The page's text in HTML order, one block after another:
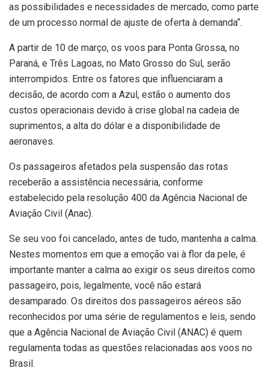
as possibilidades e necessidades de mercado, como parte
de um processo normal de ajuste de oferta à demanda“.
A partir de 10 de março, os voos para Ponta Grossa, no
Paraná, e Três Lagoas, no Mato Grosso do Sul, serão
interrompidos. Entre os fatores que influenciaram a
decisão, de acordo com a Azul, estão o aumento dos
custos operacionais devido à crise global na cadeia de
suprimentos, a alta do dólar e a disponibilidade de
aeronaves.
Os passageiros afetados pela suspensão das rotas
receberão a assistência necessária, conforme
estabelecido pela resolução 400 da Agência Nacional de
Aviação Civil (Anac).
Se seu voo foi cancelado, antes de tudo, mantenha a calma.
Nestes momentos em que a emoção vai à flor da pele, é
importante manter a calma ao exigir os seus direitos como
passageiro, pois, legalmente, você não estará
desamparado. Os direitos dos passageiros aéreos são
reconhecidos por uma série de regulamentos e leis, sendo
que a Agência Nacional de Aviação Civil (ANAC) é quem
regulamenta todas as questões relacionadas aos voos no
Brasil.